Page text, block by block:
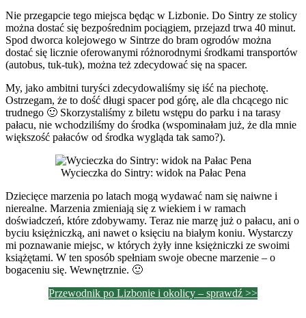
Nie przegapcie tego miejsca będąc w Lizbonie. Do Sintry ze stolicy
można dostać się bezpośrednim pociągiem, przejazd trwa 40 minut.
Spod dworca kolejowego w Sintrze do bram ogrodów można
dostać się licznie oferowanymi różnorodnymi środkami transportów
(autobus, tuk-tuk), można też zdecydować się na spacer.
My, jako ambitni turyści zdecydowaliśmy się iść na piechotę.
Ostrzegam, że to dość długi spacer pod górę, ale dla chcącego nic
trudnego 🙂 Skorzystaliśmy z biletu wstępu do parku i na tarasy
pałacu, nie wchodziliśmy do środka (wspominałam już, że dla mnie
większość pałaców od środka wygląda tak samo?).
Wycieczka do Sintry: widok na Pałac Pena
Dziecięce marzenia po latach mogą wydawać nam się naiwne i
nierealne. Marzenia zmieniają się z wiekiem i w ramach
doświadczeń, które zdobywamy. Teraz nie marzę już o pałacu, ani o
byciu księżniczką, ani nawet o księciu na białym koniu. Wystarczy
mi poznawanie miejsc, w których żyły inne księżniczki ze swoimi
książętami. W ten sposób spełniam swoje obecne marzenie – o
bogaceniu się. Wewnętrznie. 🙂
Przewodnik po Lizbonie i okolicy – sprawdź >>